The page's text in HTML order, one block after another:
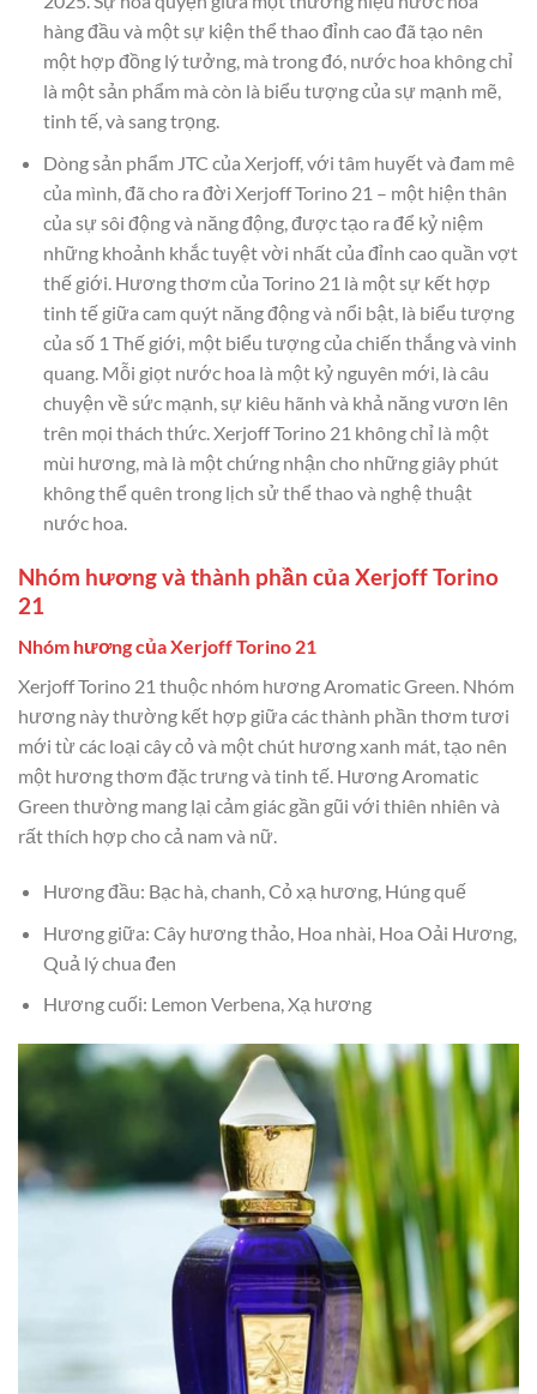
hàng đầu và một sự kiện thể thao đỉnh cao đã tạo nên
một hợp đồng lý tưởng, mà trong đó, nước hoa không chỉ
là một sản phẩm mà còn là biểu tượng của sự mạnh mẽ,
tinh tế, và sang trọng.
Dòng sản phẩm JTC của Xerjoff, với tâm huyết và đam mê
của mình, đã cho ra đời Xerjoff Torino 21 – một hiện thân
của sự sôi động và năng động, được tạo ra để kỷ niệm
những khoảnh khắc tuyệt vời nhất của đỉnh cao quần vợt
thế giới. Hương thơm của Torino 21 là một sự kết hợp
tinh tế giữa cam quýt năng động và nổi bật, là biểu tượng
của số 1 Thế giới, một biểu tượng của chiến thắng và vinh
quang. Mỗi giọt nước hoa là một kỷ nguyên mới, là câu
chuyện về sức mạnh, sự kiêu hãnh và khả năng vươn lên
trên mọi thách thức. Xerjoff Torino 21 không chỉ là một
mùi hương, mà là một chứng nhận cho những giây phút
không thể quên trong lịch sử thể thao và nghệ thuật
nước hoa.
Nhóm hương và thành phần của Xerjoff Torino
21
Nhóm hương của Xerjoff Torino 21
Xerjoff Torino 21 thuộc nhóm hương Aromatic Green. Nhóm
hương này thường kết hợp giữa các thành phần thơm tươi
mới từ các loại cây cỏ và một chút hương xanh mát, tạo nên
một hương thơm đặc trưng và tinh tế. Hương Aromatic
Green thường mang lại cảm giác gần gũi với thiên nhiên và
rất thích hợp cho cả nam và nữ.
Hương đầu: Bạc hà, chanh, Cỏ xạ hương, Húng quế
Hương giữa: Cây hương thảo, Hoa nhài, Hoa Oải Hương,
Quả lý chua đen
Hương cuối: Lemon Verbena, Xạ hương